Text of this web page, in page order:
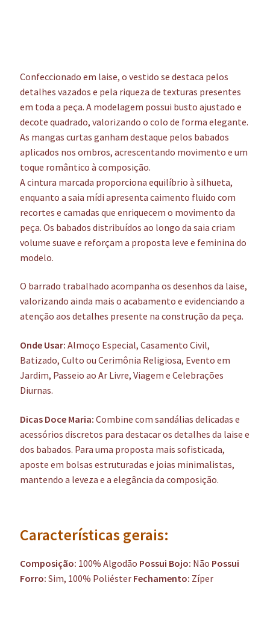
Confeccionado em laise, o vestido se destaca pelos
detalhes vazados e pela riqueza de texturas presentes
em toda a peça. A modelagem possui busto ajustado e
decote quadrado, valorizando o colo de forma elegante.
As mangas curtas ganham destaque pelos babados
aplicados nos ombros, acrescentando movimento e um
toque romântico à composição.
A cintura marcada proporciona equilíbrio à silhueta,
enquanto a saia mídi apresenta caimento fluido com
recortes e camadas que enriquecem o movimento da
peça. Os babados distribuídos ao longo da saia criam
volume suave e reforçam a proposta leve e feminina do
modelo.
O barrado trabalhado acompanha os desenhos da laise,
valorizando ainda mais o acabamento e evidenciando a
atenção aos detalhes presente na construção da peça.
Onde Usar: Almoço Especial, Casamento Civil,
Batizado, Culto ou Cerimônia Religiosa, Evento em
Jardim, Passeio ao Ar Livre, Viagem e Celebrações
Diurnas.
Dicas Doce Maria: Combine com sandálias delicadas e
acessórios discretos para destacar os detalhes da laise e
dos babados. Para uma proposta mais sofisticada,
aposte em bolsas estruturadas e joias minimalistas,
mantendo a leveza e a elegância da composição.
Características gerais:
Composição: 100% Algodão Possui Bojo: Não Possui
Forro: Sim, 100% Poliéster Fechamento: Zíper